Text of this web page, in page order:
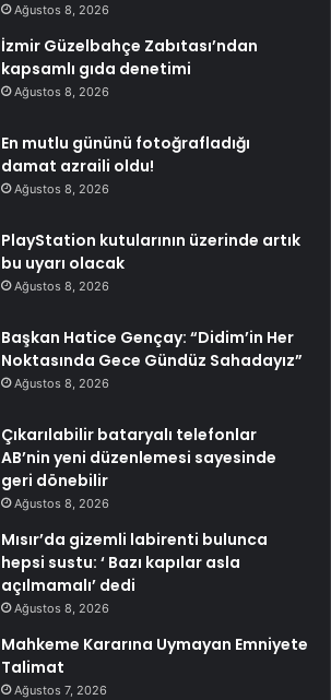
Ağustos 8, 2026
İzmir Güzelbahçe Zabıtası’ndan
kapsamlı gıda denetimi
Ağustos 8, 2026
En mutlu gününü fotoğrafladığı
damat azraili oldu!
Ağustos 8, 2026
PlayStation kutularının üzerinde artık
bu uyarı olacak
Ağustos 8, 2026
Başkan Hatice Gençay: “Didim’in Her
Noktasında Gece Gündüz Sahadayız”
Ağustos 8, 2026
Çıkarılabilir bataryalı telefonlar
AB’nin yeni düzenlemesi sayesinde
geri dönebilir
Ağustos 8, 2026
Mısır’da gizemli labirenti bulunca
hepsi sustu: ‘ Bazı kapılar asla
açılmamalı’ dedi
Ağustos 8, 2026
Mahkeme Kararına Uymayan Emniyete
Talimat
Ağustos 7, 2026